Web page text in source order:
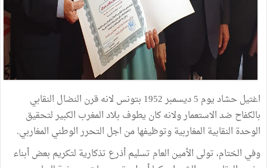
اغتيل حشاد يوم 5 ديسمبر 1952 بتونس لانه قرن النضال النقابي
بالكفاح ضد الاستعمار ولانه كان يطوف بلاد المغرب الكبير لتحقيق
الوحدة النقابية المغاربية وتوظيفها من اجل التحرر الوطني المغاربي.
وفي الختام، تولى الأمين العام تسليم أذرع تذكارية لتكريم بعض أبناء